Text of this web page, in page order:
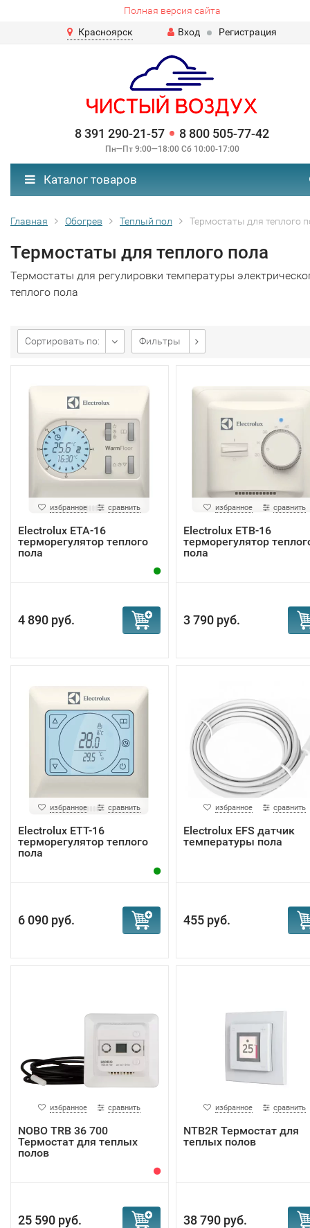
Полная версия сайта
Красноярск
Вход Регистрация
8 391 290-21-57 8 800 505-77-42
Пн—Пт 9:00—18:00 Сб 10:00-17:00
Каталог товаров
Главная Обогрев Теплый пол Термостаты для теплого
Термостаты для теплого пола
Термостаты для регулировки температуры
теплого пола
Сортировать по: Фильтры
избранное сравнить
Electrolux ETA-16
терморегулятор теплого
пола
4 890 руб.
избранное сравнить
Electrolux ETB-16
терморегулятор
пола
3 790 руб.
избранное сравнить
Electrolux ETT-16
терморегулятор теплого
пола
6 090 руб.
избранное сравнить
Electrolux EFS датчик
температуры пола
455 руб.
избранное сравнить
NOBO TRB 36 700
Термостат для теплых
полов
25 590 руб.
избранное сравнить
NTB2R Термостат для
теплых полов
38 790 руб.